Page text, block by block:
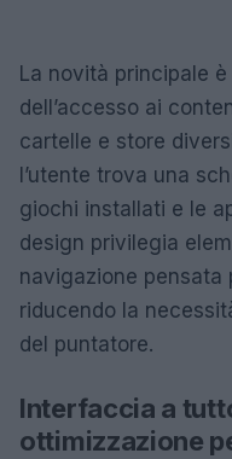
La novità principale
dell’accesso ai
cartelle e store
l’utente trova una
giochi installati e le
design privilegia
navigazione pensata
riducendo la
del puntatore.
Interfaccia a
ottimizzazione